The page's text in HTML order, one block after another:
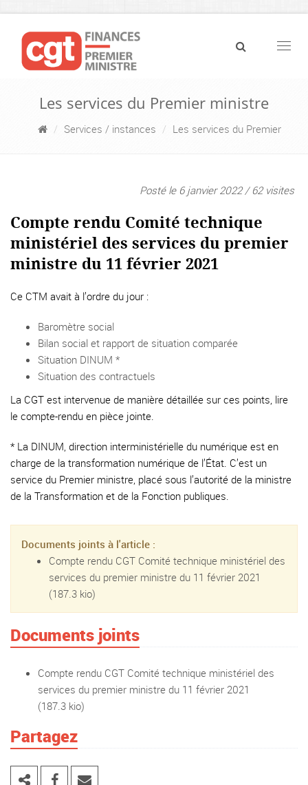
Les services du Premier ministre
Services / instances Les services du Premier
Posté le 6 janvier 2022 / 62 visites
Compte rendu Comité technique
ministériel des services du premier
ministre du 11 février 2021
Ce CTM avait à l’ordre du jour :
Baromètre social
Bilan social et rapport de situation comparée
Situation DINUM *
Situation des contractuels
La CGT est intervenue de manière détaillée sur ces points, lire
le compte-rendu en pièce jointe.
* La DINUM, direction interministérielle du numérique est en
charge de la transformation numérique de l’État. C’est un
service du Premier ministre, placé sous l’autorité de la ministre
de la Transformation et de la Fonction publiques.
Documents joints à l'article :
Compte rendu CGT Comité technique ministériel des
services du premier ministre du 11 février 2021
(187.3 kio)
Documents joints
Compte rendu CGT Comité technique ministériel des
services du premier ministre du 11 février 2021
(187.3 kio)
Partagez